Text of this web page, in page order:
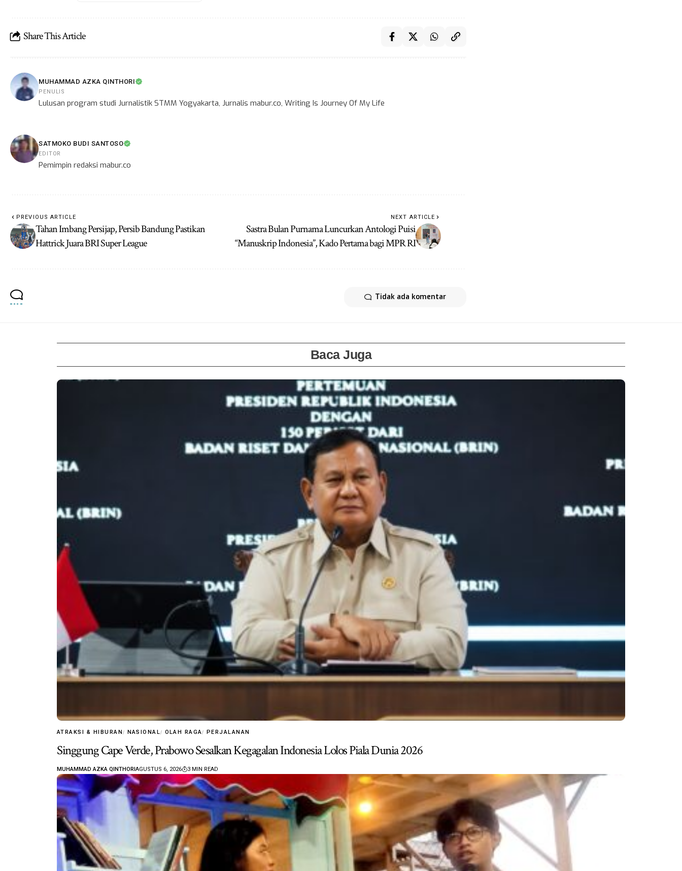
Share This Article
MUHAMMAD AZKA QINTHORI
PENULIS
Lulusan program studi Jurnalistik STMM Yogyakarta, Jurnalis mabur.co, Writing Is Journey Of My Life
SATMOKO BUDI SANTOSO
EDITOR
Pemimpin redaksi mabur.co
PREVIOUS ARTICLE
Tahan Imbang Persijap, Persib Bandung Pastikan
Hattrick Juara BRI Super League
NEXT ARTICLE
Sastra Bulan Purnama Luncurkan Antologi Puisi
“Manuskrip Indonesia”, Kado Pertama bagi MPR RI
Tidak ada komentar
Baca Juga
ATRAKSI & HIBURAN NASIONAL OLAH RAGA PERJALANAN
Singgung Cape Verde, Prabowo Sesalkan Kegagalan Indonesia Lolos Piala Dunia 2026
MUHAMMAD AZKA QINTHORIAGUSTUS 6, 2026 3 MIN READ